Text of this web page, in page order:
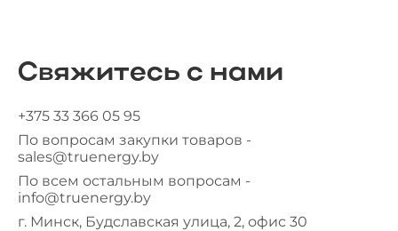
Свяжитесь с нами
+375 33 366 05 95
По вопросам закупки товаров -
sales@truenergy.by
По всем остальным вопросам -
info@truenergy.by
г. Минск, Будславская улица, 2, офис 30